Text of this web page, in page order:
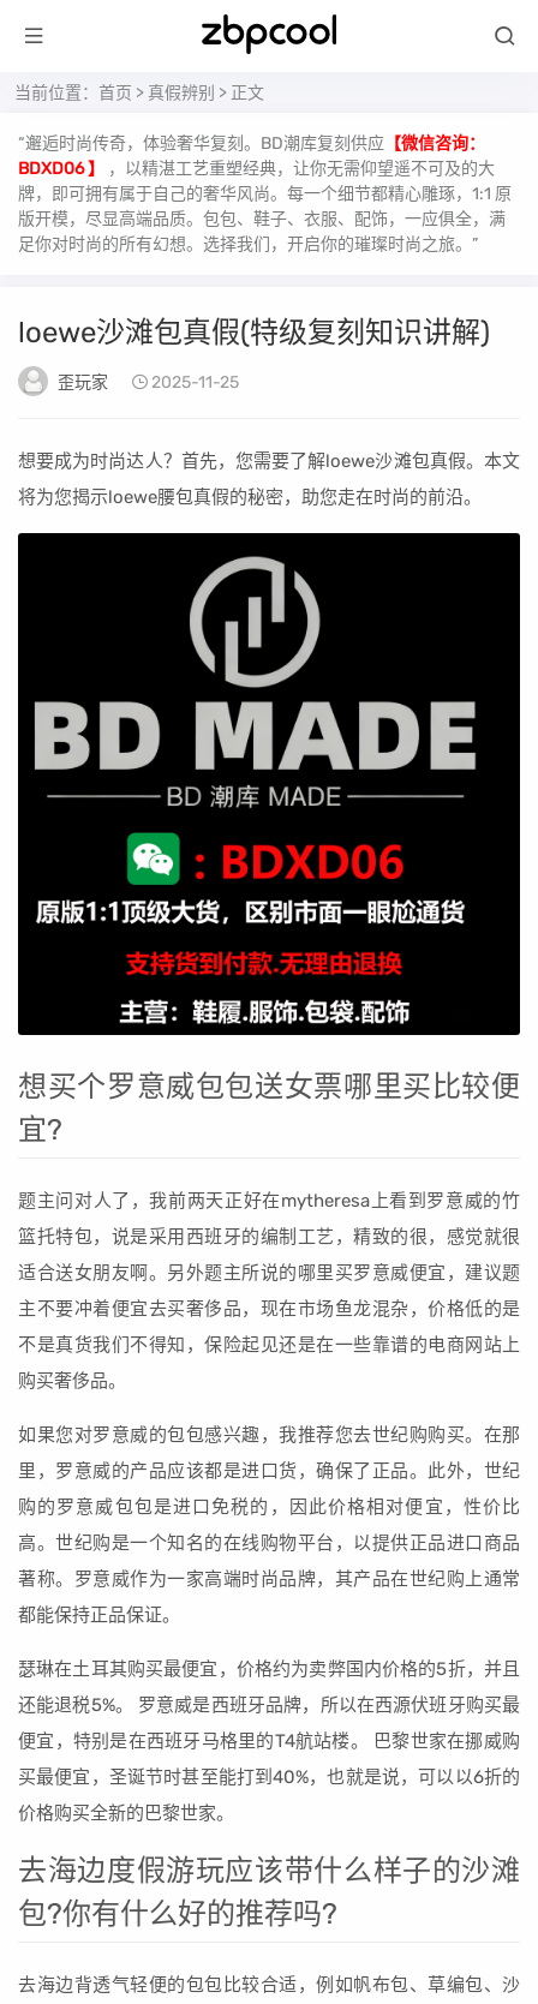
当前位置： 首页 > 真假辨别 > 正文
“邂逅时尚传奇，体验奢华复刻。BD潮库复刻供应 【微信咨询：
BDXD06 】
，以精湛工艺重塑经典，让你无需仰望遥不可及的大
牌，即可拥有属于自己的奢华风尚。每一个细节都精心雕琢，1:1 原
版开模，尽显高端品质。包包、鞋子、衣服、配饰，一应俱全，满
足你对时尚的所有幻想。选择我们，开启你的璀璨时尚之旅。”
loewe沙滩包真假(特级复刻知识讲解)
歪玩家 2025-11-25
想要成为时尚达人？首先，您需要了解loewe沙滩包真假。本文
将为您揭示loewe腰包真假的秘密，助您走在时尚的前沿。
想买个罗意威包包送女票哪里买比较便
宜?
题主问对人了，我前两天正好在mytheresa上看到罗意威的竹
篮托特包，说是采用西班牙的编制工艺，精致的很，感觉就很
适合送女朋友啊。另外题主所说的哪里买罗意威便宜，建议题
主不要冲着便宜去买奢侈品，现在市场鱼龙混杂，价格低的是
不是真货我们不得知，保险起见还是在一些靠谱的电商网站上
购买奢侈品。
如果您对罗意威的包包感兴趣，我推荐您去世纪购购买。在那
里，罗意威的产品应该都是进口货，确保了正品。此外，世纪
购的罗意威包包是进口免税的，因此价格相对便宜，性价比
高。世纪购是一个知名的在线购物平台，以提供正品进口商品
著称。罗意威作为一家高端时尚品牌，其产品在世纪购上通常
都能保持正品保证。
瑟琳在土耳其购买最便宜，价格约为卖弊国内价格的5折，并且
还能退税5%。 罗意威是西班牙品牌，所以在西源伏班牙购买最
便宜，特别是在西班牙马格里的T4航站楼。 巴黎世家在挪威购
买最便宜，圣诞节时甚至能打到40%，也就是说，可以以6折的
价格购买全新的巴黎世家。
去海边度假游玩应该带什么样子的沙滩
包?你有什么好的推荐吗?
去海边背透气轻便的包包比较合适，例如帆布包、草编包、沙